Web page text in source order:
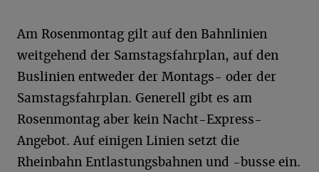
Am Rosenmontag gilt auf den Bahnlinien
weitgehend der Samstagsfahrplan, auf den
Buslinien entweder der Montags- oder der
Samstagsfahrplan. Generell gibt es am
Rosenmontag aber kein Nacht-Express-
Angebot. Auf einigen Linien setzt die
Rheinbahn Entlastungsbahnen und -busse ein.